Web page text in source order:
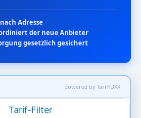
Adresse
der neue Anbieter
gesetzlich gesichert
powered by TariffUXX